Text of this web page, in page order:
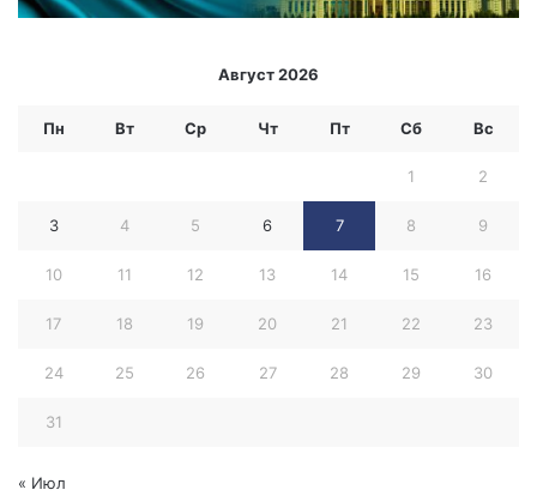
Август 2026
Пн Вт Ср Чт Пт Сб Вс
1 2
3 4 5 6 7 8 9
10 11 12 13 14 15 16
17 18 19 20 21 22 23
24 25 26 27 28 29 30
31
« Июл